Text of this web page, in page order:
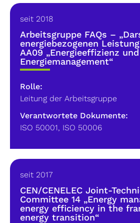
seit 2018
Arbeitsgruppe FAQs –
energiebezogenen
AA09 „Energieeffizienz und
Energiemanagement“
Rolle:
Leitung der Arbeitsgruppe
Verantwortete Dokumente:
ISO 50001, ISO 50006
seit 2017
CEN/CENELEC Joint-
Committee 14 „Energy
energy efficiency in the
energy transition“